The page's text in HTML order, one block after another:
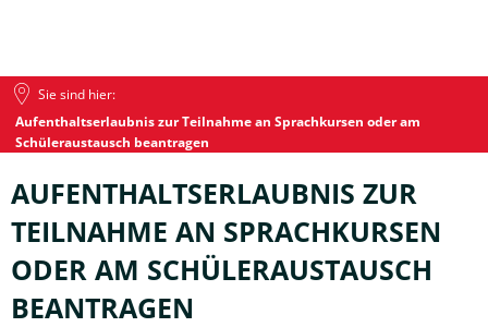
Sie sind hier:
Aufenthaltserlaubnis zur Teilnahme an Sprachkursen oder am
Schüleraustausch beantragen
AUFENTHALTSERLAUBNIS ZUR
TEILNAHME AN SPRACHKURSEN
ODER AM SCHÜLERAUSTAUSCH
BEANTRAGEN